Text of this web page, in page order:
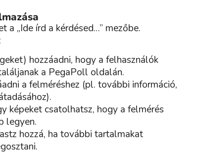
a „Ide írd a kérdésed…” mezőbe.
hozzáadni, hogy a felhasználók
a PegaPoll oldalán.
a felméréshez (pl. további információ,
képeket csatolhatsz, hogy a felmérés
legyen.
hozzá, ha további tartalmakat